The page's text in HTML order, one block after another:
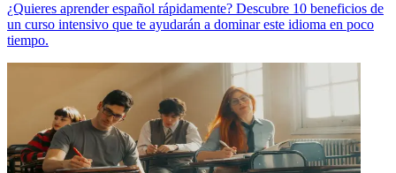
¿Quieres aprender español rápidamente? Descubre 10 beneficios de
un curso intensivo que te ayudarán a dominar este idioma en poco
tiempo.